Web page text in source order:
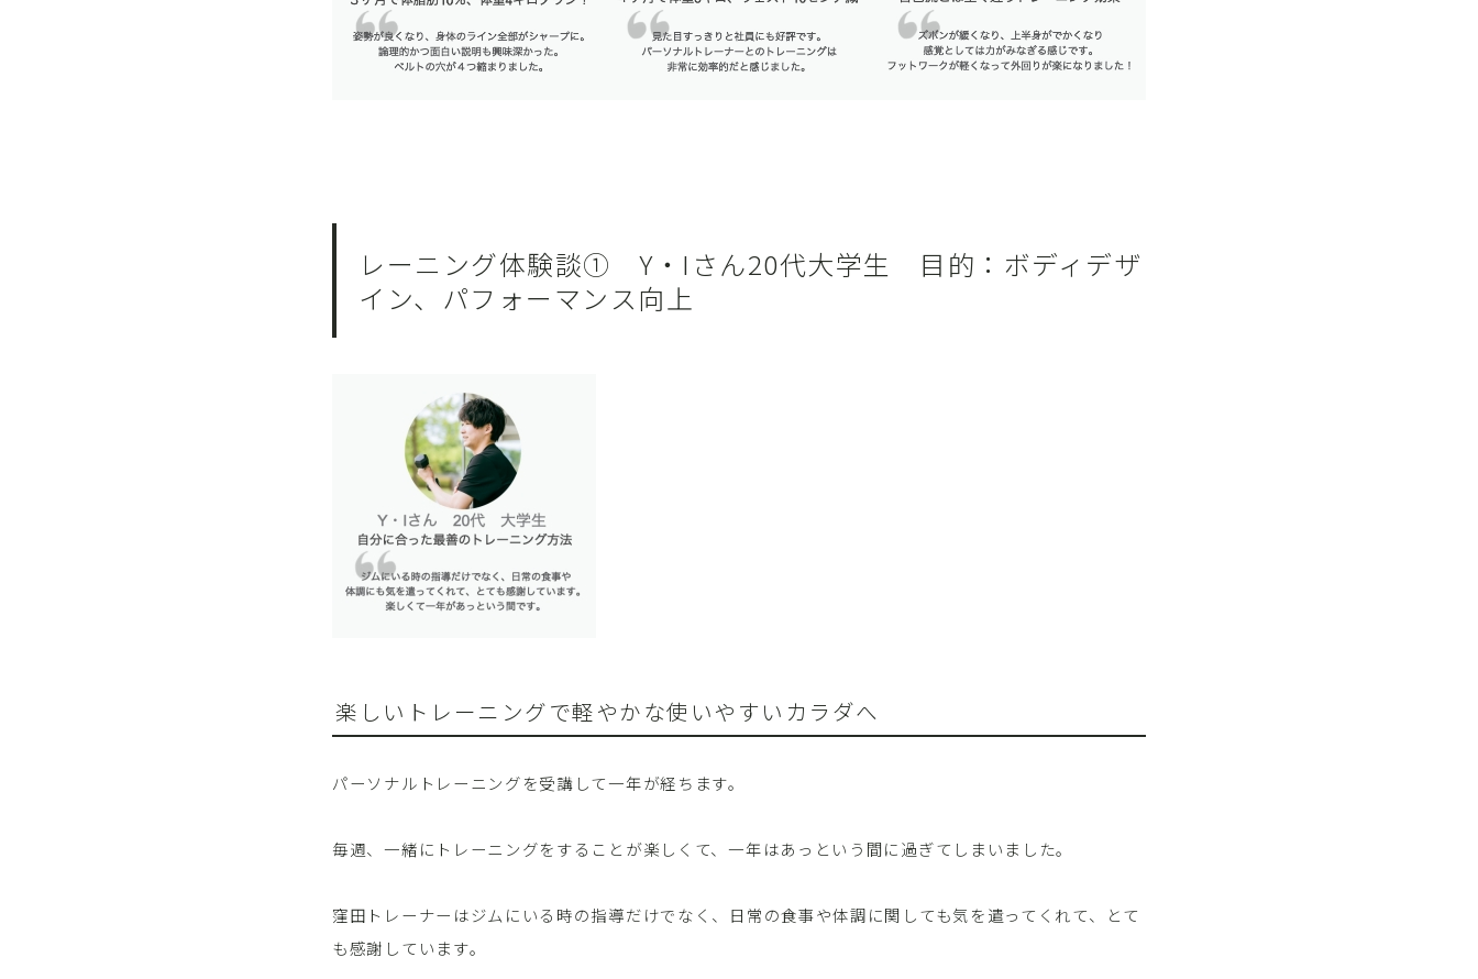
レーニング体験談① Y・Iさん20代大学生 目的：ボディデザ
イン、パフォーマンス向上
楽しいトレーニングで軽やかな使いやすいカラダへ
パーソナルトレーニングを受講して一年が経ちます。
毎週、一緒にトレーニングをすることが楽しくて、一年はあっという間に過ぎてしまいました。
窪田トレーナーはジムにいる時の指導だけでなく、日常の食事や体調に関しても気を遣ってくれて、とて
も感謝しています。